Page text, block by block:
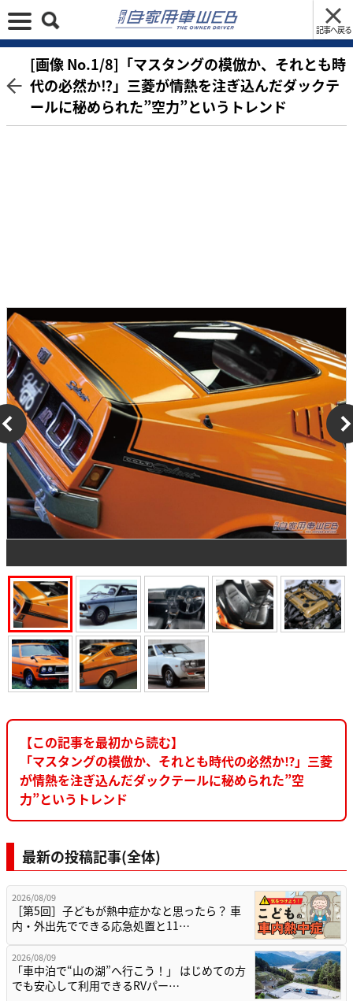
記事へ戻る
[画像 No.1/8]「マスタングの模倣か、それとも時
代の必然か⁉︎」三菱が情熱を注ぎ込んだダックテ
ールに秘められた”空力”というトレンド
【この記事を最初から読む】
「マスタングの模倣か、それとも時代の必然か⁉︎」三菱
が情熱を注ぎ込んだダックテールに秘められた”空
力”というトレンド
最新の投稿記事(全体)
2026/08/09
［第5回］子どもが熱中症かなと思ったら？ 車
内・外出先でできる応急処置と11…
2026/08/09
「車中泊で“山の湖”へ行こう！」 はじめての方
でも安心して利用できるRVパー…